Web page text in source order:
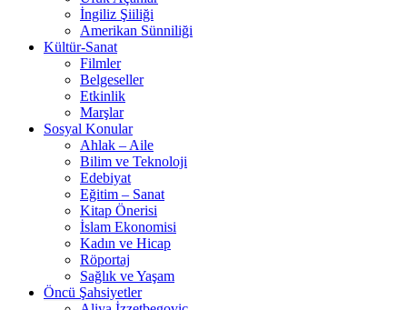
İngiliz Şiiliği
Amerikan Sünniliği
Kültür-Sanat
Filmler
Belgeseller
Etkinlik
Marşlar
Sosyal Konular
Ahlak – Aile
Bilim ve Teknoloji
Edebiyat
Eğitim – Sanat
Kitap Önerisi
İslam Ekonomisi
Kadın ve Hicap
Röportaj
Sağlık ve Yaşam
Öncü Şahsiyetler